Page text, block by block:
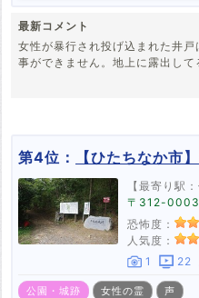
最新コメント
女性が暴行され投げ込まれた井
事ができません。地上に露出し
第4位： 【ひたちなか市
【最寄り駅
〒312-0003
恐怖度：
人気度：
1
22
公園・城跡 女性の霊 声